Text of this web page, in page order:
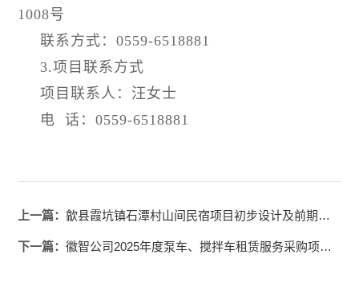
1008号
联系方式：0559-6518881
3.项目联系方式
项目联系人：汪女士
电
话：0559-6518881
上一篇：歙县霞坑镇石潭村山间民宿项目初步设计及前期咨询服务成交结果公告
下一篇：徽智公司2025年度泵车、搅拌车租赁服务采购项目招标公告